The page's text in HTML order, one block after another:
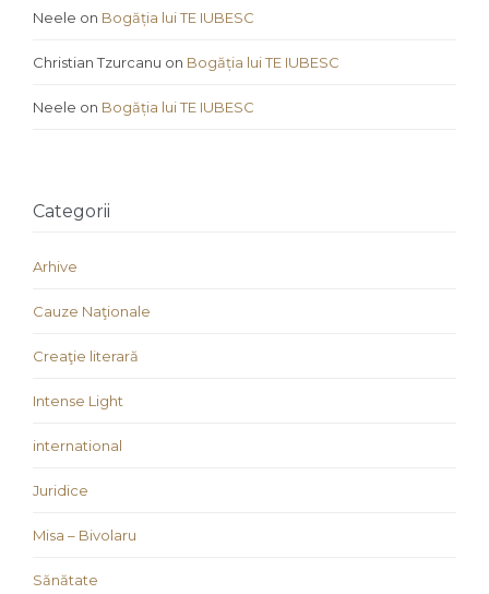
Neele on Bogăția lui TE IUBESC
Christian Tzurcanu on Bogăția lui TE IUBESC
Neele on Bogăția lui TE IUBESC
Categorii
Arhive
Cauze Naţionale
Creaţie literară
Intense Light
international
Juridice
Misa – Bivolaru
Sănătate